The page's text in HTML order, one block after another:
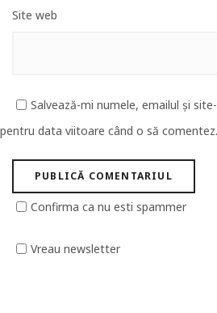
Site web
Salvează-mi numele, emailul și
pentru data viitoare când o să comentez.
Confirma ca nu esti spammer
Vreau newsletter